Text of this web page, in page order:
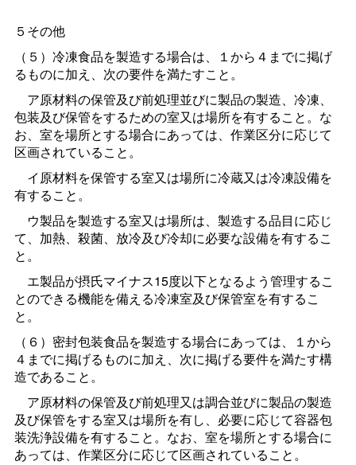
５その他
（５）冷凍食品を製造する場合は、１から４までに掲げ
るものに加え、次の要件を満たすこと。
ア原材料の保管及び前処理並びに製品の製造、冷凍、
包装及び保管をするための室又は場所を有すること。な
お、室を場所とする場合にあっては、作業区分に応じて
区画されていること。
イ原材料を保管する室又は場所に冷蔵又は冷凍設備を
有すること。
ウ製品を製造する室又は場所は、製造する品目に応じ
て、加熱、殺菌、放冷及び冷却に必要な設備を有するこ
と。
エ製品が摂氏マイナス15度以下となるよう管理するこ
とのできる機能を備える冷凍室及び保管室を有するこ
と。
（６）密封包装食品を製造する場合にあっては、１から
４までに掲げるものに加え、次に掲げる要件を満たす構
造であること。
ア原材料の保管及び前処理又は調合並びに製品の製造
及び保管をする室又は場所を有し、必要に応じて容器包
装洗浄設備を有すること。なお、室を場所とする場合に
あっては、作業区分に応じて区画されていること。